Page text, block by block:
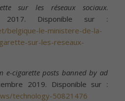
sur les réseaux sociaux.
2017. Disponible sur :
belgique-le-ministere-de-la-
sur-les-reseaux-
e-cigarette posts banned by ad
2019. Disponible sur :
technology-50821476